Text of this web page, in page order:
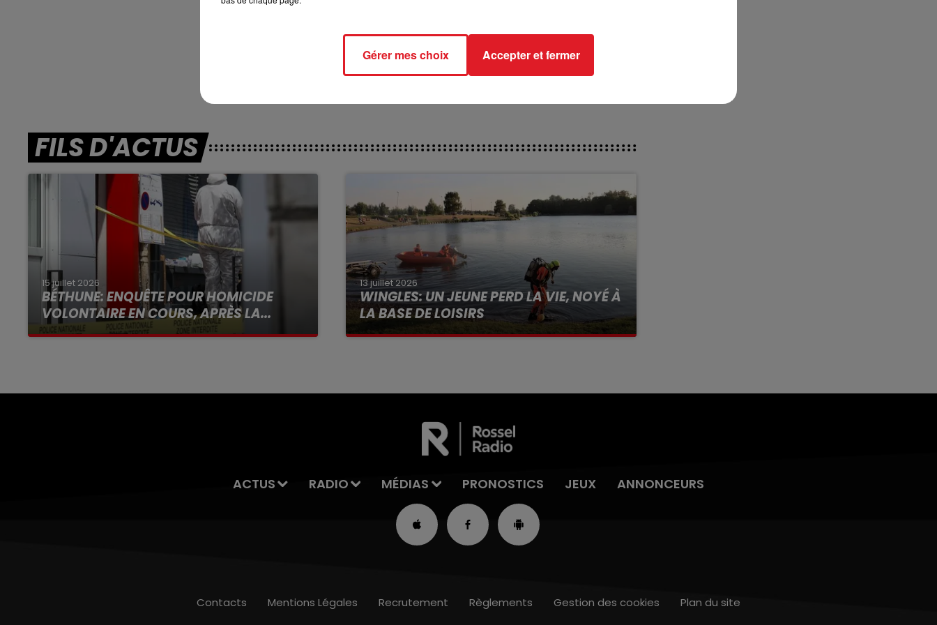
Les notes du Croisé-Laroche :
FILS D'ACTUS
15 juillet 2026
BÉTHUNE: ENQUÊTE POUR HOMICIDE
VOLONTAIRE EN COURS, APRÈS LA...
Selon les premiers éléments, le logement
13 juillet 2026
WINGLES: UN JEUNE PERD LA VIE, NOYÉ À
LA BASE DE LOISIRS
La victime a coulé à pic
ACTUS RADIO MÉDIAS PRONOSTICS JEUX ANNONCEURS
Contacts Mentions Légales Recrutement Règlements Gestion des cookies Plan du site
Gérer mes choix Accepter et fermer